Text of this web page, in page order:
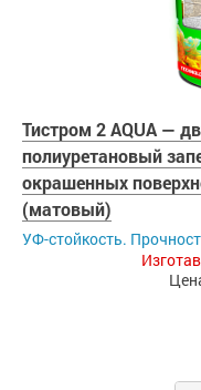
Тистром 2 AQUA —
полиуретановый
окрашенных
(матовый)
УФ-стойкость.